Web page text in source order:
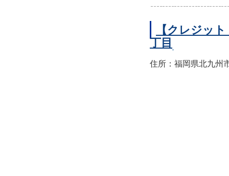
【クレジッ
丁目
住所：福岡県北九州